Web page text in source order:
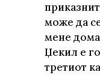
може да
мене
Џекил е
третиот